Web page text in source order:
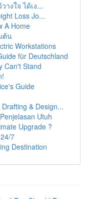
างใจ ได้เง...
Loss Jo...
A Home
ต้น
Workstations
für Deutschland
Can't Stand
Guide
& Design...
Utuh
Upgrade ?
7
Destination